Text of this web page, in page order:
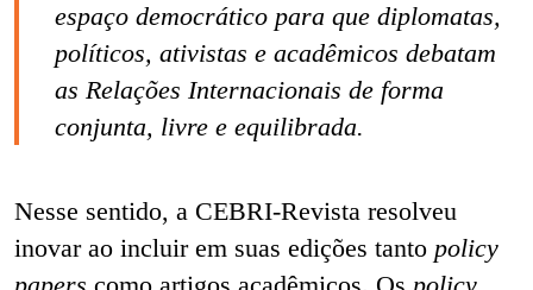
espaço democrático para que diplomatas,
políticos, ativistas e acadêmicos debatam
as Relações Internacionais de forma
conjunta, livre e equilibrada.
Nesse sentido, a CEBRI-Revista resolveu
inovar ao incluir em suas edições tanto policy